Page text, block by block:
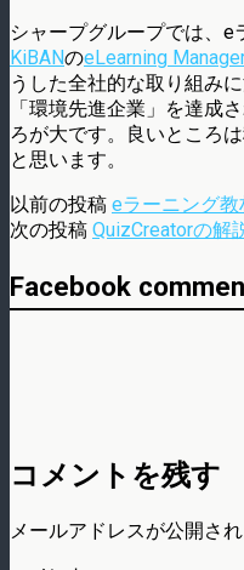
シャープグループでは、e
KiBANのeLearning
うした全社的な取り組み
「環境先進企業」を達成
ろが大です。良いところ
と思います。
以前の投稿 eラーニング教
次の投稿 QuizCreatorの解
Facebook
コメントを残す
メールアドレスが公開さ